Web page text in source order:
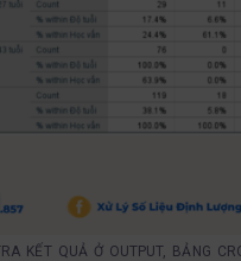
KẾT QUẢ Ở OUTPUT, BẢNG